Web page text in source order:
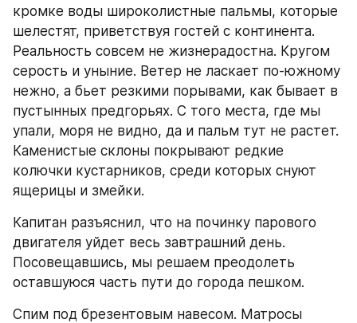
кромке воды широколистные пальмы, которые
шелестят, приветствуя гостей с континента.
Реальность совсем не жизнерадостна. Кругом
серость и уныние. Ветер не ласкает по-южному
нежно, а бьет резкими порывами, как бывает в
пустынных предгорьях. С того места, где мы
упали, моря не видно, да и пальм тут не растет.
Каменистые склоны покрывают редкие
колючки кустарников, среди которых снуют
ящерицы и змейки.
Капитан разъяснил, что на починку парового
двигателя уйдет весь завтрашний день.
Посовещавшись, мы решаем преодолеть
оставшуюся часть пути до города пешком.
Спим под брезентовым навесом. Матросы